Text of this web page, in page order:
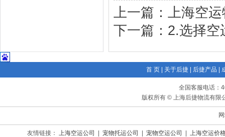
上一篇：
上海空
下一篇： 2.选择空
首 页 关于后捷 后捷产品
全国客服电话：
版权所有 © 上海后捷物流有限
友情链接： 上海空运公司 宠物托运公司 宠物空运公司 上海空运价